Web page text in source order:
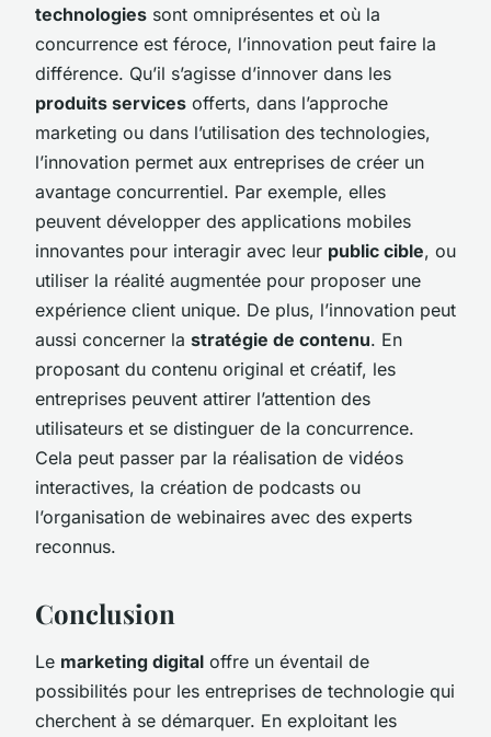
technologies sont omniprésentes et où la
concurrence est féroce, l’innovation peut faire la
différence. Qu’il s’agisse d’innover dans les
produits services offerts, dans l’approche
marketing ou dans l’utilisation des technologies,
l’innovation permet aux entreprises de créer un
avantage concurrentiel. Par exemple, elles
peuvent développer des applications mobiles
innovantes pour interagir avec leur public cible, ou
utiliser la réalité augmentée pour proposer une
expérience client unique. De plus, l’innovation peut
aussi concerner la stratégie de contenu. En
proposant du contenu original et créatif, les
entreprises peuvent attirer l’attention des
utilisateurs et se distinguer de la concurrence.
Cela peut passer par la réalisation de vidéos
interactives, la création de podcasts ou
l’organisation de webinaires avec des experts
reconnus.
Conclusion
Le marketing digital offre un éventail de
possibilités pour les entreprises de technologie qui
cherchent à se démarquer. En exploitant les